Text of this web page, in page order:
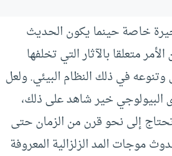
خاصة حينما يكون الحديث
متعلقا بالآثار التي تخلفها
وتنوعه في ذلك النظام البيئي. ولعل
خير شاهد على ذلك،
إلى نحو قرن من الزمان حتى
موجات المد الزلزالية المعروفة